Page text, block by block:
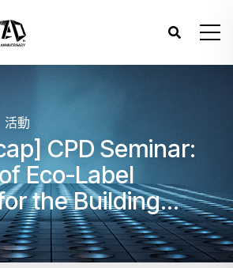
活動
CPD Seminar:
Eco-Label
the Building
the Greater Bay